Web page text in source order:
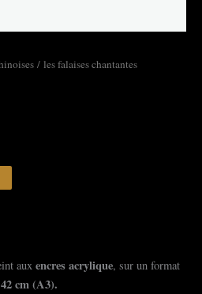
/ les falaises chantantes
aux encres acrylique, sur un format
cm (A3).